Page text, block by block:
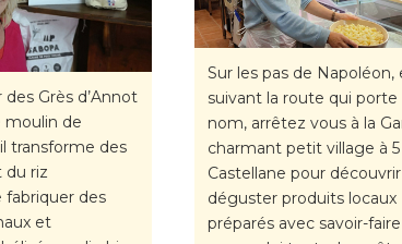
Grès d’Annot
moulin de
transforme des
du riz
des
et
Sur les pas de Napoléon,
suivant la route qui porte
nom, arrêtez vous à la
charmant petit village à
Castellane pour
déguster produits locaux
préparés avec savoir-